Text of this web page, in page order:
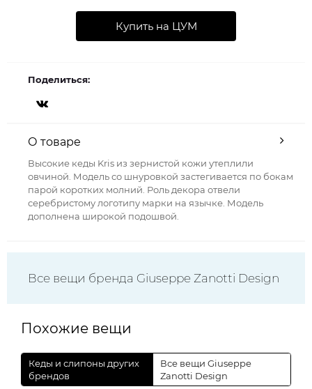
Купить на ЦУМ
Поделиться:
О товаре
Высокие кеды Kris из зернистой кожи утеплили
овчиной. Модель со шнуровкой застегивается по бокам
парой коротких молний. Роль декора отвели
серебристому логотипу марки на язычке. Модель
дополнена широкой подошвой.
Все вещи бренда Giuseppe Zanotti Design
Похожие вещи
Кеды и слипоны других
брендов
Все вещи Giuseppe
Zanotti Design